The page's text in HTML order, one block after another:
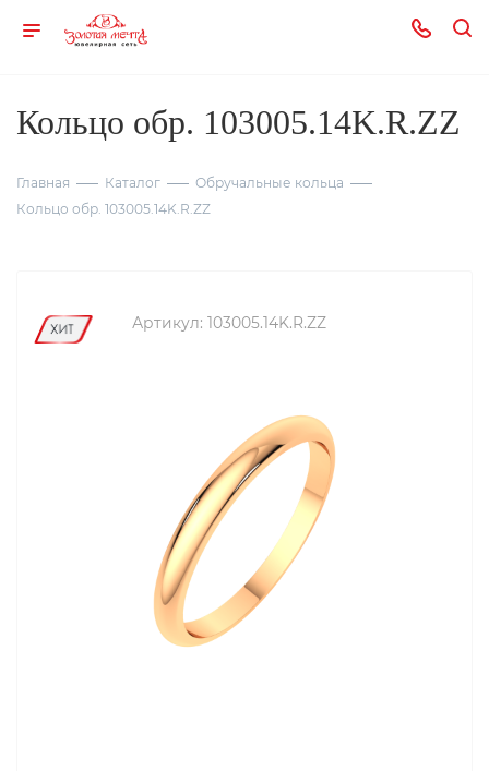
Кольцо обр. 103005.14K.R.ZZ
Главная Каталог
Обручальные кольца
Кольцо обр. 103005.14K.R.ZZ
Артикул: 103005.14K.R.ZZ